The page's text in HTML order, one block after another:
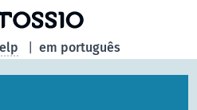
em português